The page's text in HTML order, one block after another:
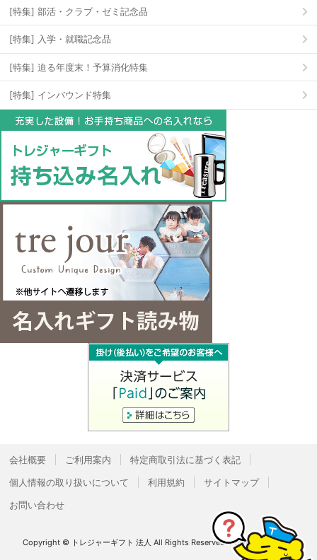
[特集] 部活・クラブ・ゼミ記念品
[特集] 入学・就職記念品
[特集] 迫る年度末！予算消化特集
[特集] インバウンド特集
会社概要 ご利用案内
特定商取引法に基づく表記
個人情報の取り扱いについて
利用規約
サイトマップ
お問い合わせ
Copyright © トレジャーギフト 法人 All Rights Reserved.Powered byBcart